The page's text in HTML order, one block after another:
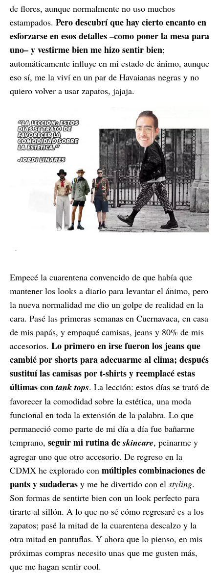
de flores, aunque normalmente no uso muchos
estampados. Pero descubrí que hay cierto encanto en
esforzarse en esos detalles –como poner la mesa para
uno– y vestirme bien me hizo sentir bien;
automáticamente influye en mi estado de ánimo, aunque
eso sí, me la viví en un par de Havaianas negras y no
quiero volver a usar zapatos, jajaja.
-
Empecé la cuarentena convencido de que había que
mantener los looks a diario para levantar el ánimo, pero
la nueva normalidad me dio un golpe de realidad en la
cara. Pasé las primeras semanas en Cuernavaca, en casa
de mis papás, y empaqué camisas, jeans y 80% de mis
accesorios. Lo primero en irse fueron los jeans que
cambié por shorts para adecuarme al clima; después
sustituí las camisas por t-shirts y reemplacé estas
últimas contank tops. La lección: estos días se trató de
favorecer la comodidad sobre la estética, una moda
funcional en toda la extensión de la palabra. Lo que
permaneció como parte de mi día a día fue bañarme
temprano, seguir mi rutina deskincare, peinarme y
agregar uno que otro accesorio. De regreso en la
CDMX he explorado con múltiples combinaciones de
pants y sudaderas y me he divertido con el styling.
Son formas de sentirte bien con un look perfecto para
tirarte al sillón. A lo que no sé cómo regresaré es a los
zapatos; pasé la mitad de la cuarentena descalzo y la
otra mitad en pantuflas. Y ahora que lo pienso, en mis
próximas compras necesito unas que me gusten más,
que me hagan sentir cool.